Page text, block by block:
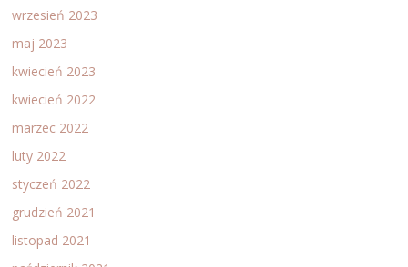
wrzesień 2023
maj 2023
kwiecień 2023
kwiecień 2022
marzec 2022
luty 2022
styczeń 2022
grudzień 2021
listopad 2021